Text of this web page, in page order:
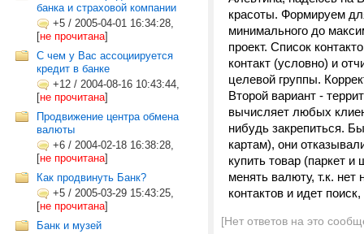
банка и страховой компании
+5 / 2005-04-01 16:34:28,
[не прочитана]
С чем у Вас ассоциируется
кредит в банке
+12 / 2004-08-16 10:43:44,
[не прочитана]
Продвижение центра обмена
валюты
+6 / 2004-02-18 16:38:28,
[не прочитана]
Как продвинуть Банк?
+5 / 2005-03-29 15:43:25,
[не прочитана]
Банк и музей
красоты. Формируем
минимального до
проект. Список
контакт (условно) и
целевой группы.
Второй вариант -
вычисляет любых
нибудь закрепиться.
картам), они
купить товар (паркет
менять валюту, т.к.
контактов и идет
[Нет ответов на это